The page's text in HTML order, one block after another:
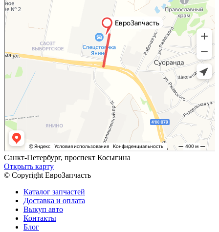
Санкт-Петербург, проспект Косыгина
Открыть карту
© Copyright ЕвроЗапчасть
Каталог запчастей
Доставка и оплата
Выкуп авто
Контакты
Блог